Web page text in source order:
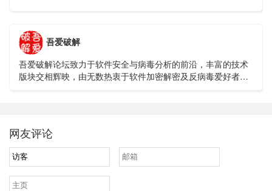
吾爱破解
吾爱破解论坛致力于软件安全与病毒分析的前沿，丰富的技术
版块交相辉映，由无数热衷于软件加密解密及反病毒爱好者共
网友评论